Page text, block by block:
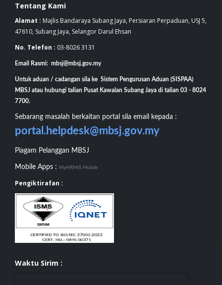
Tentang Kami
Alamat : Majlis Bandaraya Subang Jaya, Persiaran Perpaduan, USJ 5,
47610, Subang Jaya, Selangor Darul Ehsan
No. Telefon : 03-8026 3131
Email Rasmi: mbsj@mbsj.gov.my
Untuk aduan / cadangan sila ke Sistem Pengurusan Aduan (SISPAA)
MBSJ atau hubungi talian Pusat Kawalan Subang Jaya di talian 03 - 8024
7700.
Sebarang masalah berkaitan portal sila email kepada :
portal.helpdesk@mbsj.gov.my
Piagam Pelanggan MBSJ
Mobile Apps : MyHRMIS Mobile
Pengiktirafan :
Waktu Sirim :